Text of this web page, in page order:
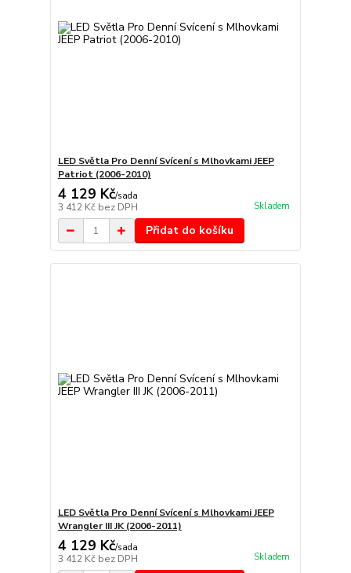
LED Světla Pro Denní Svícení s Mlhovkami JEEP
Patriot (2006-2010)
4 129 Kč/sada
3 412 Kč bez DPH Skladem
Přidat do košíku
LED Světla Pro Denní Svícení s Mlhovkami JEEP
Wrangler III JK (2006-2011)
4 129 Kč/sada
3 412 Kč bez DPH Skladem